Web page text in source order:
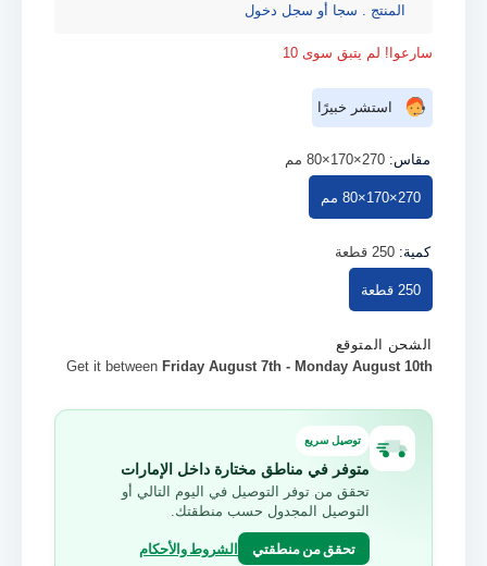
المنتج . سجا أو سجل دخول
سارعوا! لم يتبق سوى 10
استشر خبيرًا
مقاس: 270×170×80 مم
270×170×80 مم
كمية: 250 قطعة
250 قطعة
الشحن المتوقع
Get it between Friday August 7th - Monday August 10th
توصيل سريع
متوفر في مناطق مختارة داخل الإمارات
تحقق من توفر التوصيل في اليوم التالي أو
التوصيل المجدول حسب منطقتك.
تحقق من منطقتي الشروط والأحكام